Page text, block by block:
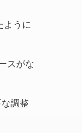
ように
スがな
調整